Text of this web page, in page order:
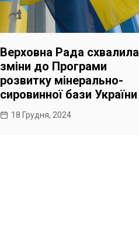
Верховна Рада схвалила
зміни до Програми
розвитку мінерально-
сировинної бази України
18 Грудня, 2024